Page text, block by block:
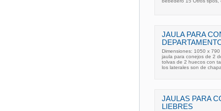
JAULA PARA
Dimensiones: 1050 x
jaula para conejos de 2
tolvas de 2 huecos con
los laterales son de
JAULAS PARA
LIEBRES